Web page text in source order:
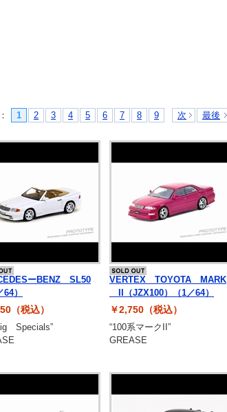
： 1 2 3 4 5 6 7 8 9 次 最後
ーBENZ SL50
）
（税込）
Specials”
VERTEX TOYOTA MARK
II（JZX100）（1／64）
￥2,750（税込）
“100系マークII”
GREASE